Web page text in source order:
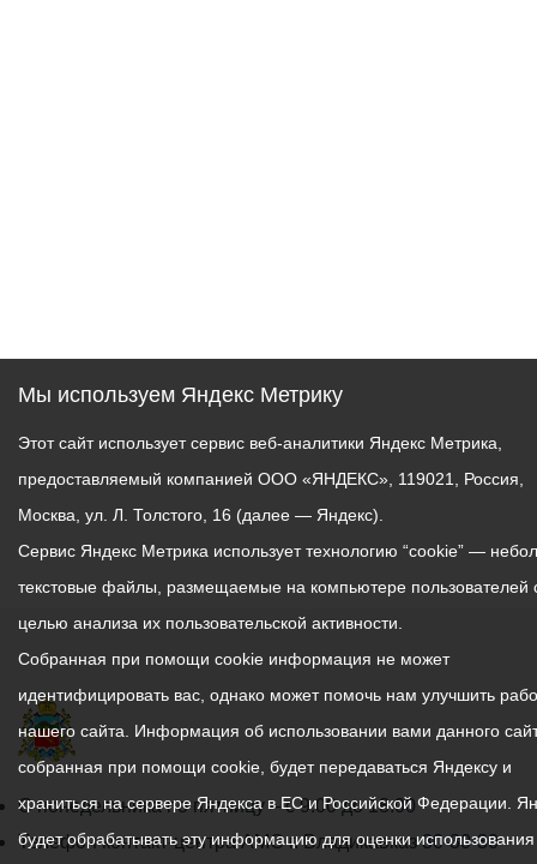
График
работы
С понедельника по пятницу – с 9.00 до 18.00
Телефон контакт-центра АМС г. Владикавказ30-30-30
Мы используем Яндекс Метрику
Этот сайт использует сервис веб-аналитики Яндекс Метрика,
предоставляемый компанией ООО «ЯНДЕКС», 119021, Россия,
Москва, ул. Л. Толстого, 16 (далее — Яндекс).
Сервис Яндекс Метрика использует технологию “cookie” —
текстовые файлы, размещаемые на компьютере пользователей
целью анализа их пользовательской активности.
Собранная при помощи cookie информация не может
идентифицировать вас, однако может помочь нам улучшить
нашего сайта. Информация об использовании вами данного
собранная при помощи cookie, будет передаваться Яндексу и
храниться на сервере Яндекса в ЕС и Российской Федерации.
будет обрабатывать эту информацию для оценки